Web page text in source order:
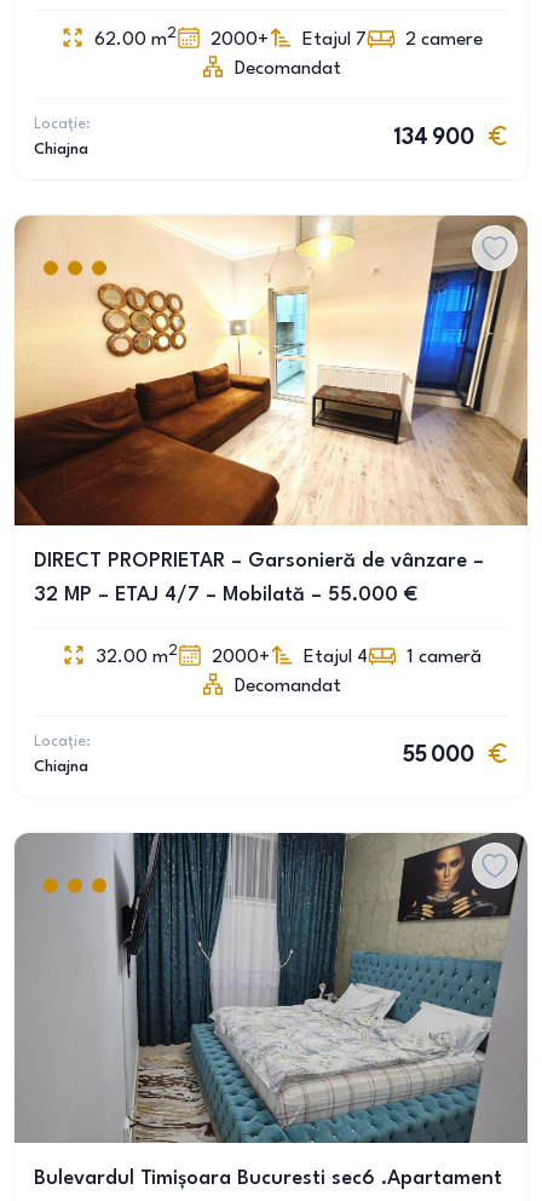
62.00 m2 2000+ Etajul 7 2 camere
Decomandat
Locație:
Chiajna
134 900
DIRECT PROPRIETAR – Garsonieră de vânzare –
32 MP – ETAJ 4/7 – Mobilată – 55.000 €
32.00 m2 2000+ Etajul 4 1 cameră
Decomandat
Locație:
Chiajna
55 000
Bulevardul Timișoara Bucuresti sec6 .Apartament